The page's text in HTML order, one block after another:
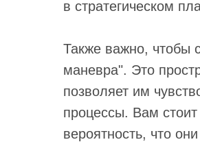
в стратегическом
Также важно, чтобы
маневра". Это
позволяет им
процессы. Вам
вероятность, что